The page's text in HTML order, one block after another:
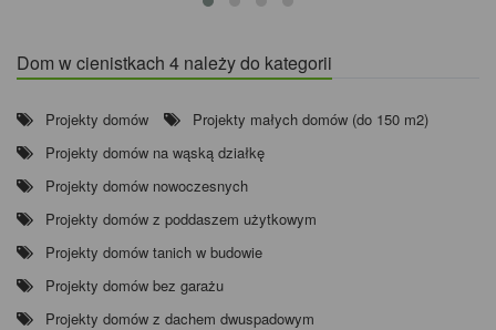
Dom w cienistkach 4 należy do kategorii
Projekty domów
Projekty małych domów (do 150 m2)
Projekty domów na wąską działkę
Projekty domów nowoczesnych
Projekty domów z poddaszem użytkowym
Projekty domów tanich w budowie
Projekty domów bez garażu
Projekty domów z dachem dwuspadowym